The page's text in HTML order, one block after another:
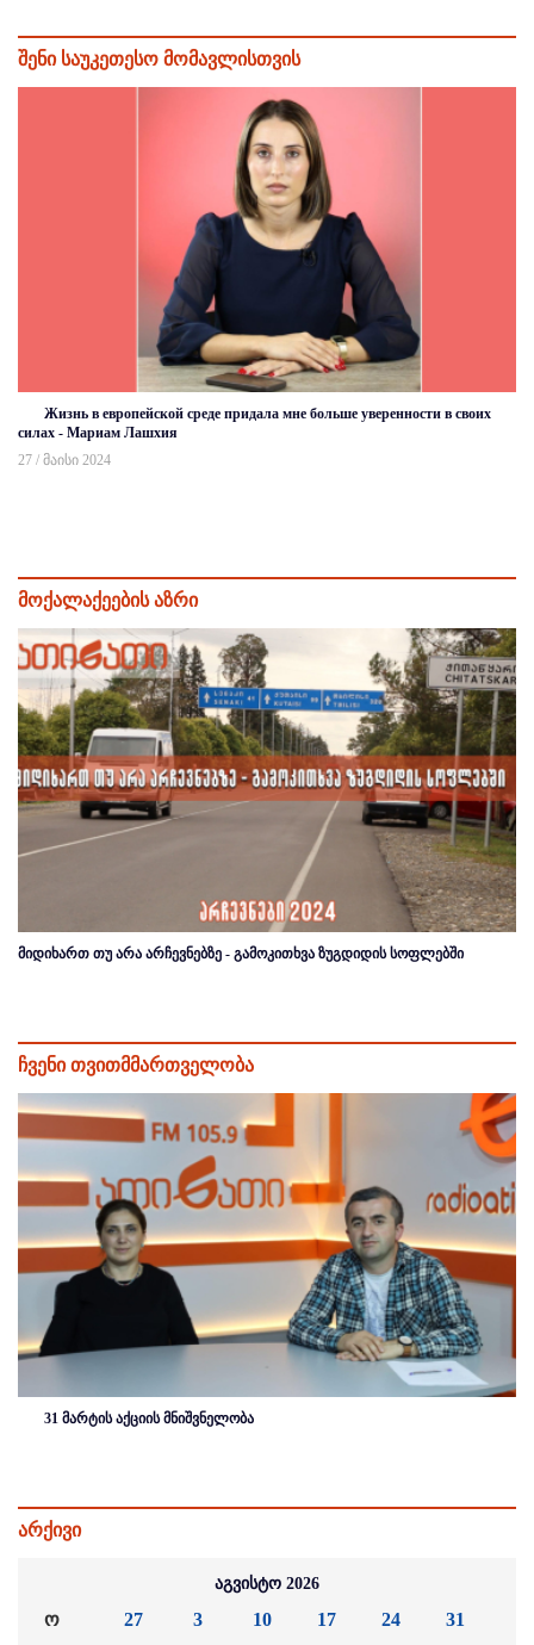
შენი საუკეთესო მომავლისთვის
Жизнь в европейской среде придала мне больше уверенности в своих
силах - Мариам Лашхия
27 / მაისი 2024
მოქალაქეების აზრი
მიდიხართ თუ არა არჩევნებზე - გამოკითხვა ზუგდიდის სოფლებში
ჩვენი თვითმმართველობა
31 მარტის აქციის მნიშვნელობა
არქივი
აგვისტო 2026
ო 27 3 10 17 24 31